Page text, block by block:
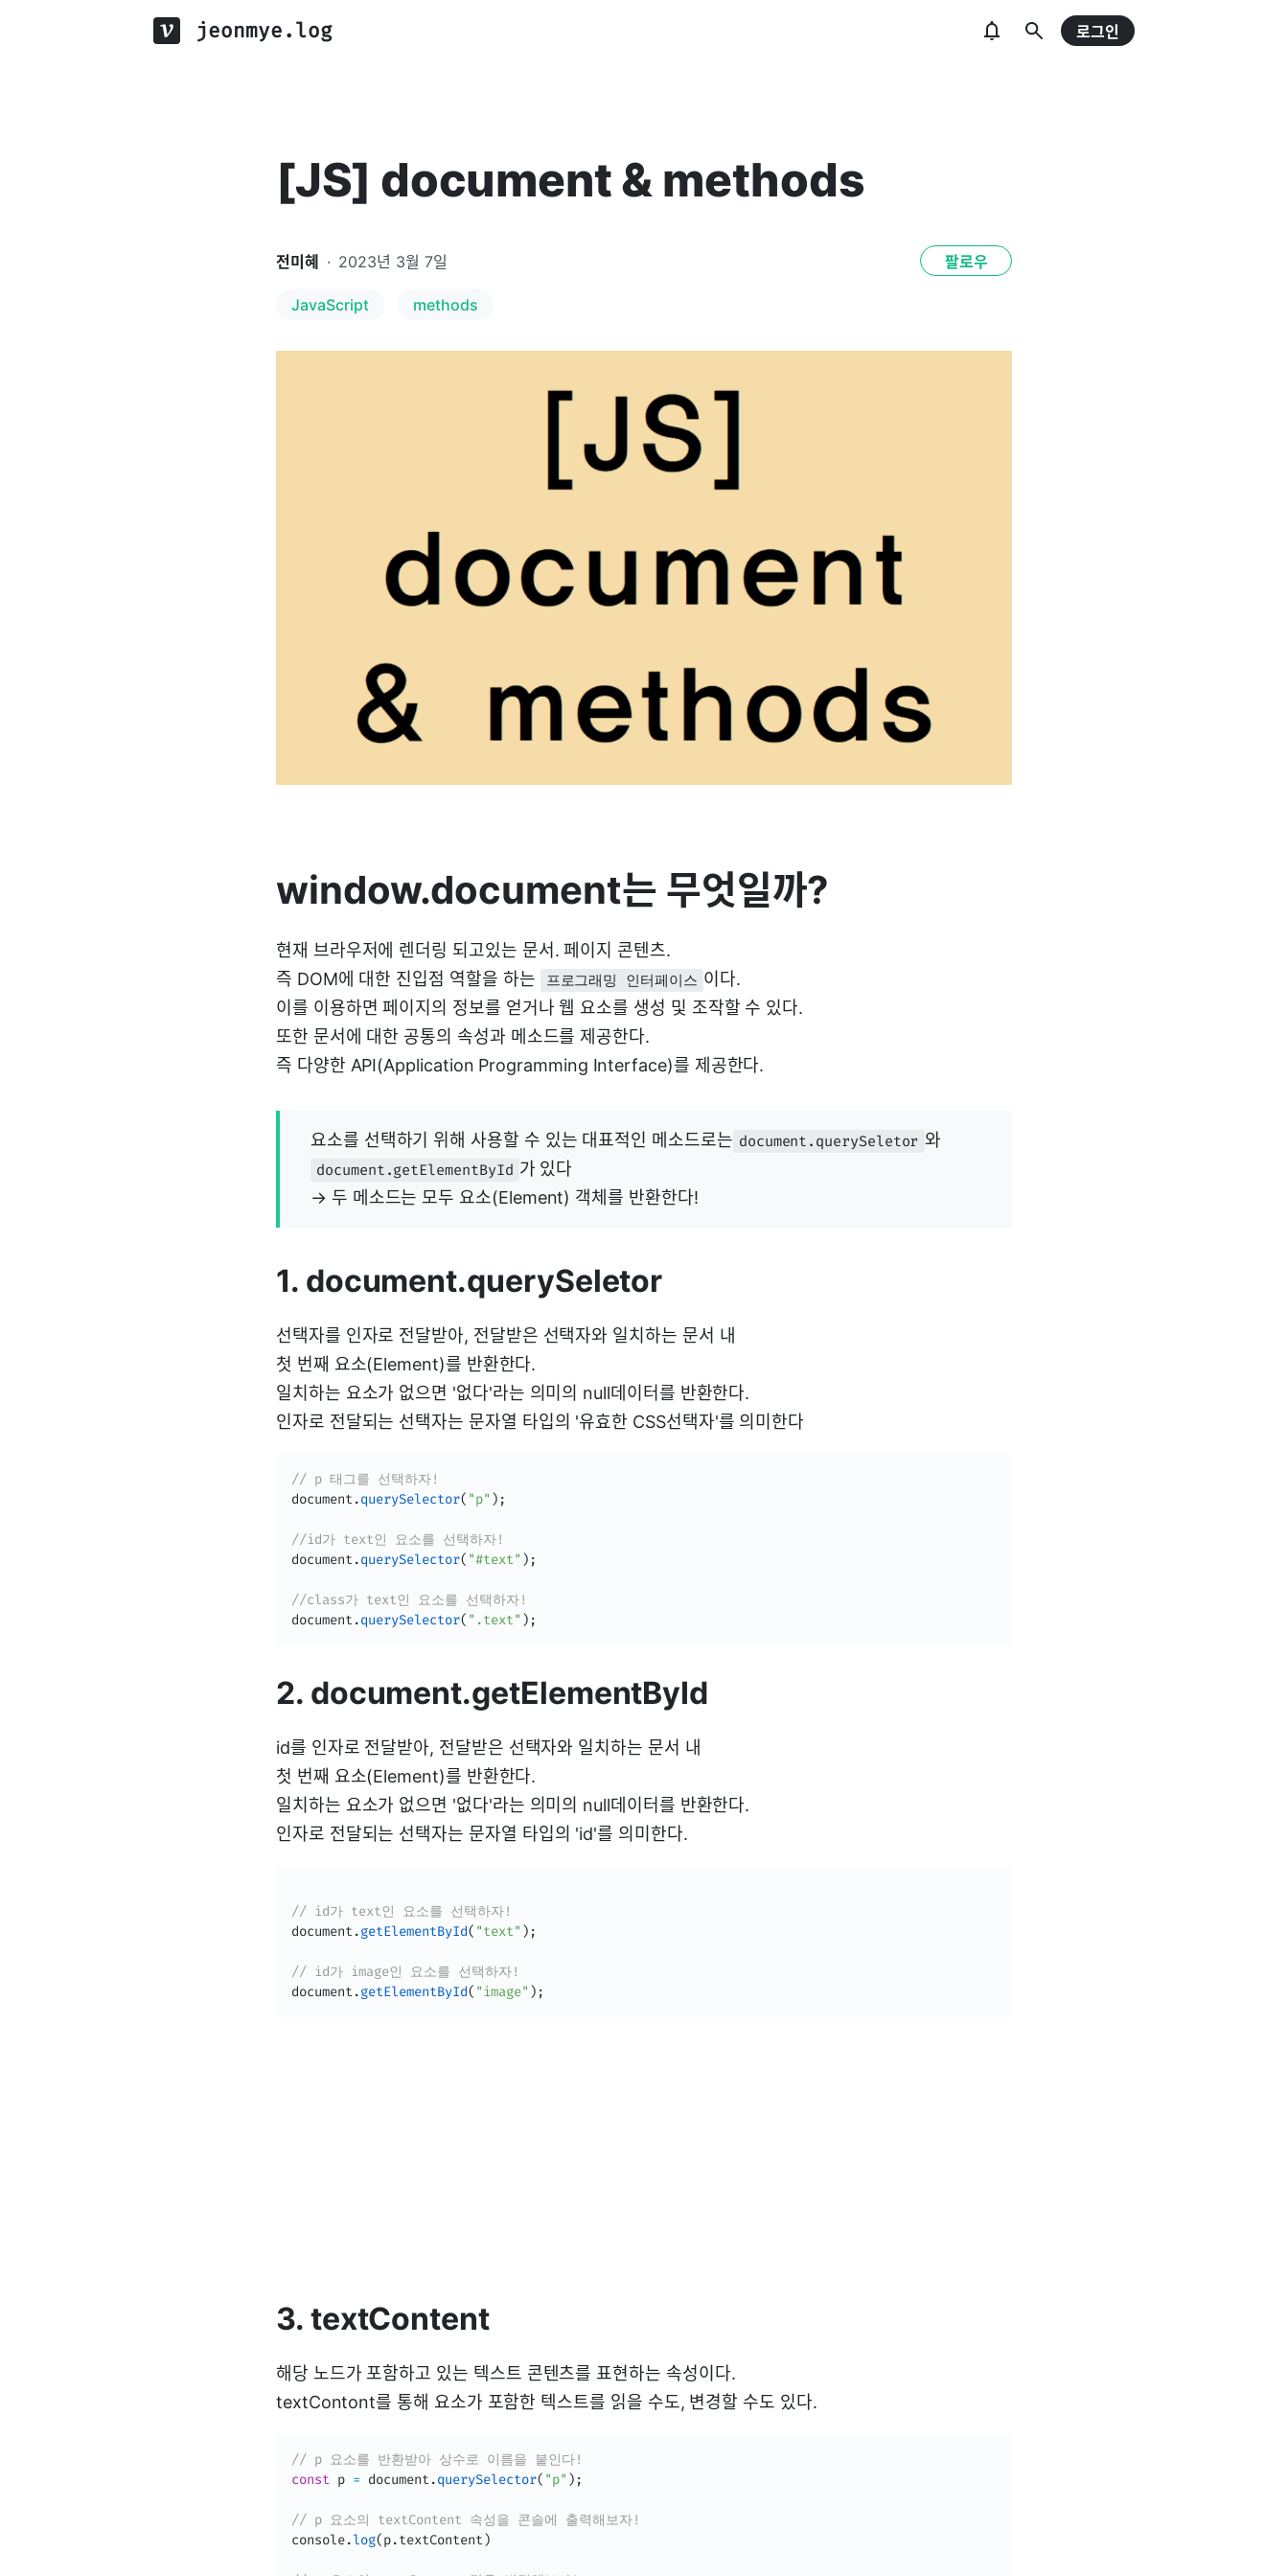
jeonmye.log 로그인
[JS] document & methods
전미혜 · 2023년 3월 7일 팔로우
JavaScript methods
window.document는 무엇일까?
현재 브라우저에 렌더링 되고있는 문서. 페이지 콘텐츠.
즉 DOM에 대한 진입점 역할을 하는
프로그래밍 인터페이스 이다.
이를 이용하면 페이지의 정보를 얻거나 웹 요소를 생성 및 조작할 수 있다.
또한 문서에 대한 공통의 속성과 메소드를 제공한다.
즉 다양한 API(Application Programming Interface)를 제공한다.
요소를 선택하기 위해 사용할 수 있는 대표적인 메소드로는 document.querySeletor 와
document.getElementById 가 있다
→ 두 메소드는 모두 요소(Element) 객체를 반환한다!
1. document.querySeletor
선택자를 인자로 전달받아, 전달받은 선택자와 일치하는 문서 내
첫 번째 요소(Element)를 반환한다.
일치하는 요소가 없으면 '없다'라는 의미의 null데이터를 반환한다.
인자로 전달되는 선택자는 문자열 타입의 '유효한 CSS선택자'를 의미한다
// p 태그를 선택하자!
document .querySelector( "p" ) ;
//id가 text인 요소를 선택하자!
document .querySelector( "#text" ) ;
//class가 text인 요소를 선택하자!
document .querySelector( ".text" ) ;
2. document.getElementById
id를 인자로 전달받아, 전달받은 선택자와 일치하는 문서 내
첫 번째 요소(Element)를 반환한다.
일치하는 요소가 없으면 '없다'라는 의미의 null데이터를 반환한다.
인자로 전달되는 선택자는 문자열 타입의 'id'를 의미한다.
// id가 text인 요소를 선택하자!
document .getElementById( "text" ) ;
// id가 image인 요소를 선택하자!
document .getElementById( "image" ) ;
3. textContent
해당 노드가 포함하고 있는 텍스트 콘텐츠를 표현하는 속성이다.
textContont를 통해 요소가 포함한 텍스트를 읽을 수도, 변경할 수도 있다.
// p 요소를 반환받아 상수로 이름을 붙인다!
const p = document .querySelector( "p" ) ;
// p 요소의 textContent 속성을 콘솔에 출력해보자!
console.log(p.textContent )